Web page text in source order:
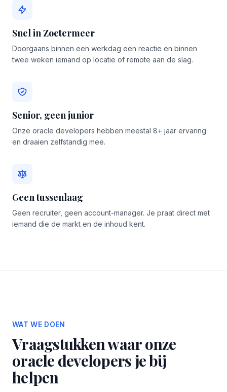
Snel in Zoetermeer
Doorgaans binnen een werkdag een reactie en binnen
twee weken iemand op locatie of remote aan de slag.
Senior, geen junior
Onze oracle developers hebben meestal 8+ jaar ervaring
en draaien zelfstandig mee.
Geen tussenlaag
Geen recruiter, geen account-manager. Je praat direct met
iemand die de markt en de inhoud kent.
WAT WE DOEN
Vraagstukken waar onze
oracle developers je bij
helpen